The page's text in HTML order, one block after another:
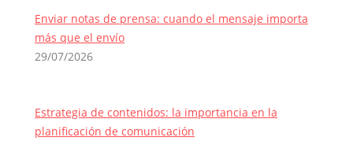
Enviar notas de prensa: cuando el mensaje importa
más que el envío
29/07/2026
Estrategia de contenidos: la importancia en la
planificación de comunicación